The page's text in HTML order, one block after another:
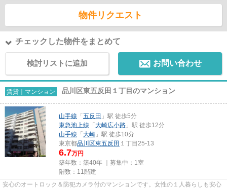
物件リクエスト
チェックした物件をまとめて
検討リストに追加 お問い合わせ
賃貸｜マンション 品川区東五反田１丁目のマンション
山手線 「 五反田 」駅 徒歩5分
東急池上線 「 大崎広小路 」駅 徒歩12分
山手線 「 大崎 」駅 徒歩10分
東京都品川区東五反田 １丁目25-13
6.7万円
築年数：築40年 ｜募集中： 1室
階数：11階建
安心のオートロック＆防犯カメラ付のマンションです。女性の１人暮らしも安心